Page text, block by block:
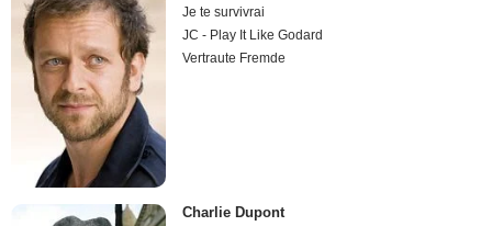
Je te survivrai
JC - Play It Like Godard
Vertraute Fremde
Charlie Dupont